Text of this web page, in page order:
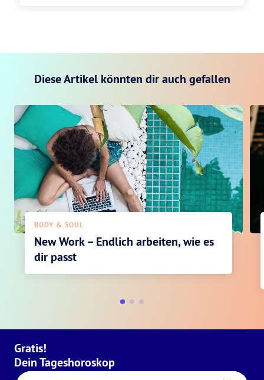
Diese Artikel könnten dir auch gefallen
BODY & SOUL
New Work – Endlich arbeiten, wie es
dir passt
Gratis!
Dein Tageshoroskop